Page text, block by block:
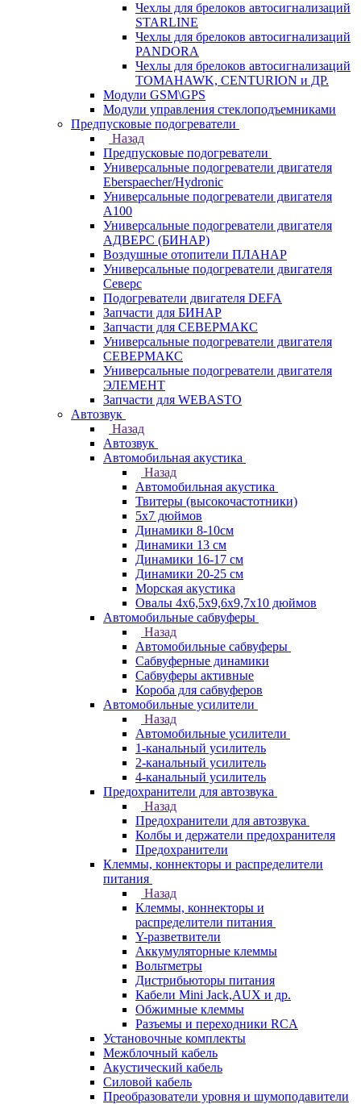
Чехлы для брелоков автосигнализаций
STARLINE
Чехлы для брелоков автосигнализаций
PANDORA
Чехлы для брелоков автосигнализаций
TOMAHAWK, CENTURION и ДР.
Модули GSM\GPS
Модули управления стеклоподъемниками
Предпусковые подогреватели
Назад
Предпусковые подогреватели
Универсальные подогреватели двигателя
Eberspaecher/Hydronic
Универсальные подогреватели двигателя
A100
Универсальные подогреватели двигателя
АДВЕРС (БИНАР)
Воздушные отопители ПЛАНАР
Универсальные подогреватели двигателя
Северс
Подогреватели двигателя DEFA
Запчасти для БИНАР
Запчасти для СЕВЕРМАКС
Универсальные подогреватели двигателя
СЕВЕРМАКС
Универсальные подогреватели двигателя
ЭЛЕМЕНТ
Запчасти для WEBASTO
Автозвук
Назад
Автозвук
Автомобильная акустика
Назад
Автомобильная акустика
Твитеры (высокочастотники)
5x7 дюймов
Динамики 8-10см
Динамики 13 см
Динамики 16-17 см
Динамики 20-25 см
Морская акустика
Овалы 4х6,5х9,6x9,7х10 дюймов
Автомобильные сабвуферы
Назад
Автомобильные сабвуферы
Сабвуферные динамики
Сабвуферы активные
Короба для сабвуферов
Автомобильные усилители
Назад
Автомобильные усилители
1-канальный усилитель
2-канальный усилитель
4-канальный усилитель
Предохранители для автозвука
Назад
Предохранители для автозвука
Колбы и держатели предохранителя
Предохранители
Клеммы, коннекторы и распределители
питания
Назад
Клеммы, коннекторы и
распределители питания
Y-разветвители
Аккумуляторные клеммы
Вольтметры
Дистрибьюторы питания
Кабели Mini Jack,AUX и др.
Обжимные клеммы
Разъемы и переходники RCA
Установочные комплекты
Межблочный кабель
Акустический кабель
Силовой кабель
Преобразователи уровня и шумоподавители